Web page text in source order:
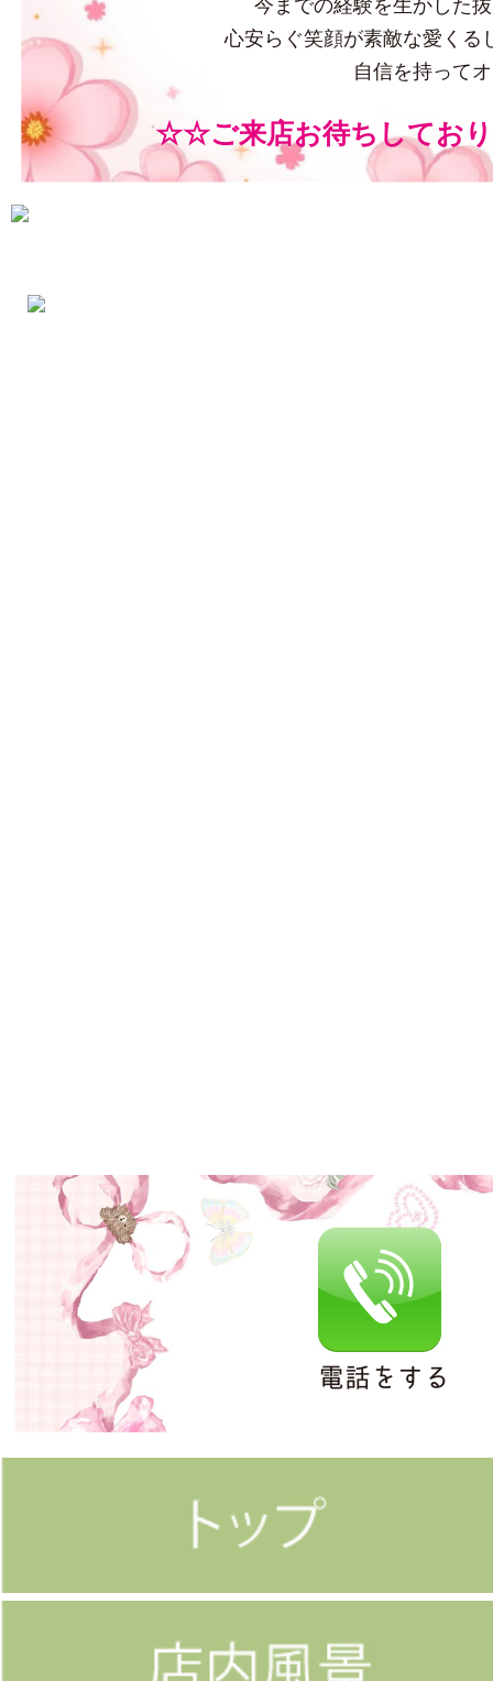
今までの経験を生かした
心安らぐ笑顔が素敵な愛くる
自信を持って
☆☆ご来店お待ちしてお